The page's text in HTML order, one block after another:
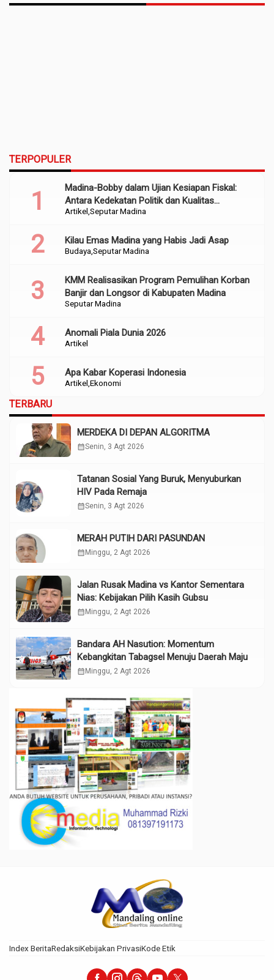
TERPOPULER
Artikel Seputar Madina
Madina-Bobby dalam Ujian Kesiapan Fiskal:
Antara Kedekatan Politik dan Kualitas
Perencanaan
Budaya Seputar Madina
Kilau Emas Madina yang Habis Jadi Asap
Seputar Madina
KMM Realisasikan Program Pemulihan Korban
Banjir dan Longsor di Kabupaten Madina
Artikel
Anomali Piala Dunia 2026
Artikel Ekonomi
Apa Kabar Koperasi Indonesia
TERBARU
MERDEKA DI DEPAN ALGORITMA
calendar_monthSenin, 3 Agt 2026
Tatanan Sosial Yang Buruk, Menyuburkan
HIV Pada Remaja
calendar_monthSenin, 3 Agt 2026
MERAH PUTIH DARI PASUNDAN
calendar_month Minggu, 2 Agt 2026
Jalan Rusak Madina vs Kantor Sementara
Nias: Kebijakan Pilih Kasih Gubsu
calendar_month Minggu, 2 Agt 2026
Bandara AH Nasution: Momentum
Kebangkitan Tabagsel Menuju Daerah Maju
calendar_month Minggu, 2 Agt 2026
Index BeritaRedaksiKebijakan PrivasiKode Etik